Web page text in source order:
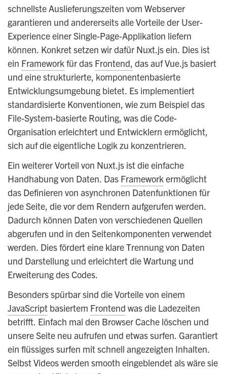
schnellste Auslieferungszeiten vom Webserver
garantieren und andererseits alle Vorteile der User-
Experience einer Single-Page-Applikation liefern
können. Konkret setzen wir dafür Nuxt.js ein. Dies ist
ein Frameworkfür das Frontend, das auf Vue.js basiert
und eine strukturierte, komponentenbasierte
Entwicklungsumgebung bietet. Es implementiert
standardisierte Konventionen, wie zum Beispiel das
File-System-basierte Routing, was die Code-
Organisation erleichtert und Entwicklern ermöglicht,
sich auf die eigentliche Logik zu konzentrieren.
Ein weiterer Vorteil von Nuxt.js ist die einfache
Handhabung von Daten. Das Frameworkermöglicht
das Definieren von asynchronen Datenfunktionen für
jede Seite, die vor dem Rendern aufgerufen werden.
Dadurch können Daten von verschiedenen Quellen
abgerufen und in den Seitenkomponenten verwendet
werden. Dies fördert eine klare Trennung von Daten
und Darstellung und erleichtert die Wartung und
Erweiterung des Codes.
Besonders spürbar sind die Vorteile von einem
JavaScriptbasiertem Frontend was die Ladezeiten
betrifft. Einfach mal den Browser Cache löschen und
unsere Seite neu aufrufen und etwas surfen. Garantiert
ein flüssiges surfen mit schnell angezeigten Inhalten.
Selbst Videos werden smooth eingeblendet als wäre sie